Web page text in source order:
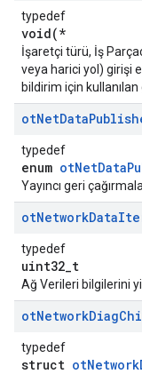
typedef
void(*
İşaretçi türü, İş
veya harici yol) girişi
bildirim için kullanılan
otNetData
typedef
enum
Yayıncı geri
otNetworkData
typedef
uint32_t
Ağ Verileri bilgilerini
otNetworkDiag
typedef
struct